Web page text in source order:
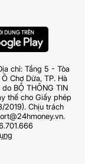
chỉ: Tầng 5 - Tòa
Chợ Dừa, TP. Hà
BỘ THÔNG TIN
thế cho Giấy phép
2019). Chịu trách